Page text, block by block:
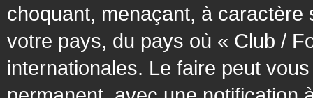
choquant, menaçant, à
votre pays, du pays où « Club /
internationales. Le faire peut